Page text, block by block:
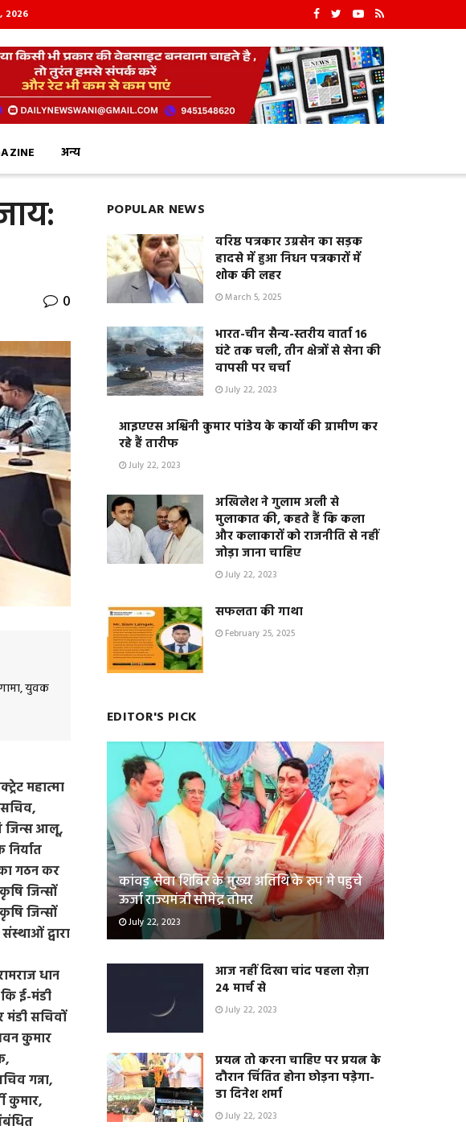
2026
अन्य
0
युवक
महात्मा
सचिव,
जिन्स आलू,
गठन कर
जिन्सों
जिन्सों
द्वारा
धान
ई-मंडी
मंडी सचिवों
कुमार
गन्ना,
कुमार,
POPULAR NEWS
वरिष्ठ पत्रकार उग्रसेन का सड़क
हादसे में हुआ निधन पत्रकारों में
शोक की लहर
March 5, 2025
भारत-चीन सैन्य-स्तरीय वार्ता 16
घंटे तक चली, तीन क्षेत्रों से सेना की
वापसी पर चर्चा
July 22, 2023
आइएएस अश्विनी कुमार पांडेय के कार्यो की ग्रामीण कर
रहे हैं तारीफ
July 22, 2023
अखिलेश ने गुलाम अली से
मुलाकात की, कहते हैं कि कला
और कलाकारों को राजनीति से नहीं
जोड़ा जाना चाहिए
July 22, 2023
सफलता की गाथा
February 25, 2025
EDITOR'S PICK
कांवड़ सेवा शिविर के मुख्य अतिथि के रुप मे पहुचे
ऊर्जा राज्यमंत्री सोमेंद्र तोमर
July 22, 2023
आज नहीं दिखा चांद पहला रोज़ा
24 मार्च से
July 22, 2023
प्रयत्न तो करना चाहिए पर प्रयत्न के
दौरान चिंतित होना छोड़ना पड़ेगा-
डा दिनेश शर्मा
July 22, 2023